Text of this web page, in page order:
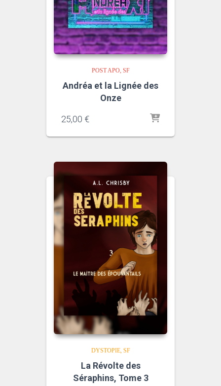
POST APO SF
Andréa et la Lignée des
Onze
25,00 €
DYSTOPIE SF
La Révolte des
Séraphins, Tome 3